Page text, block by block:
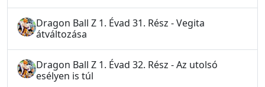
Dragon Ball Z 1. Évad 31. Rész - Vegita
átváltozása
Dragon Ball Z 1. Évad 32. Rész - Az utolsó
esélyen is túl